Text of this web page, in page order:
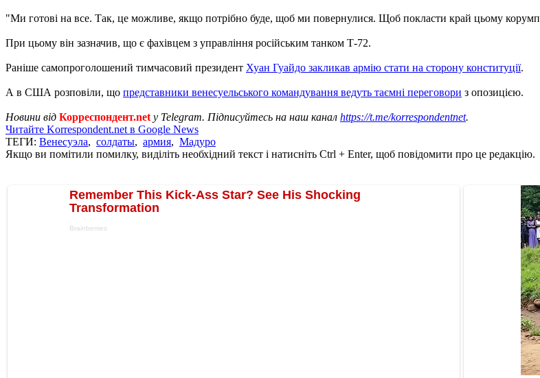
"Ми готові на все. Так, це можливе, якщо потрібно буде, щоб ми повернулися. Щоб покласти край цьому
При цьому він зазначив, що є фахівцем з управління російським танком Т-72.
Раніше самопроголошений тимчасовий президент Хуан Гуайдо закликав армію стати на сторону конституції.
А в США розповіли, що представники венесуельського командування ведуть таємні переговори з опозицією.
Новини від Корреспондент.net у Telegram. Підписуйтесь на наш канал https://t.me/korrespondentnet.
Читайте Korrespondent.net в Google News
ТЕГИ: Венесуэла, солдаты, армия, Мадуро
Якщо ви помітили помилку, виділіть необхідний текст і натисніть Ctrl + Enter, щоб повідомити про це редакцію.